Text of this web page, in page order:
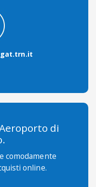
di
comodamente
online.